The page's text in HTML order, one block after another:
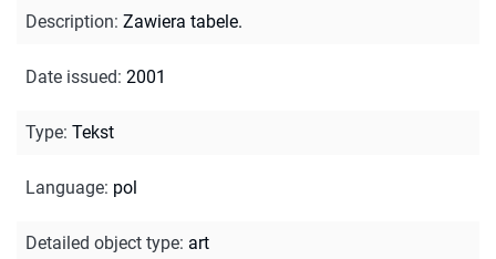
Description: Zawiera tabele.
Date issued: 2001
Type: Tekst
Language: pol
Detailed object type: art